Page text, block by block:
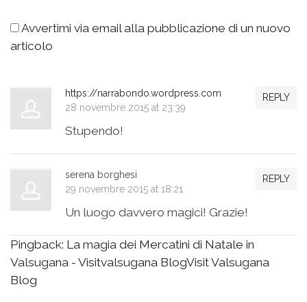
Avvertimi via email alla pubblicazione di un nuovo
articolo
REPLY
https://narrabondo.wordpress.com
28 novembre 2015 at 23:39
Stupendo!
REPLY
serena borghesi
29 novembre 2015 at 18:21
Un luogo davvero magici! Grazie!
Pingback: La magia dei Mercatini di Natale in
Valsugana - Visitvalsugana BlogVisit Valsugana
Blog